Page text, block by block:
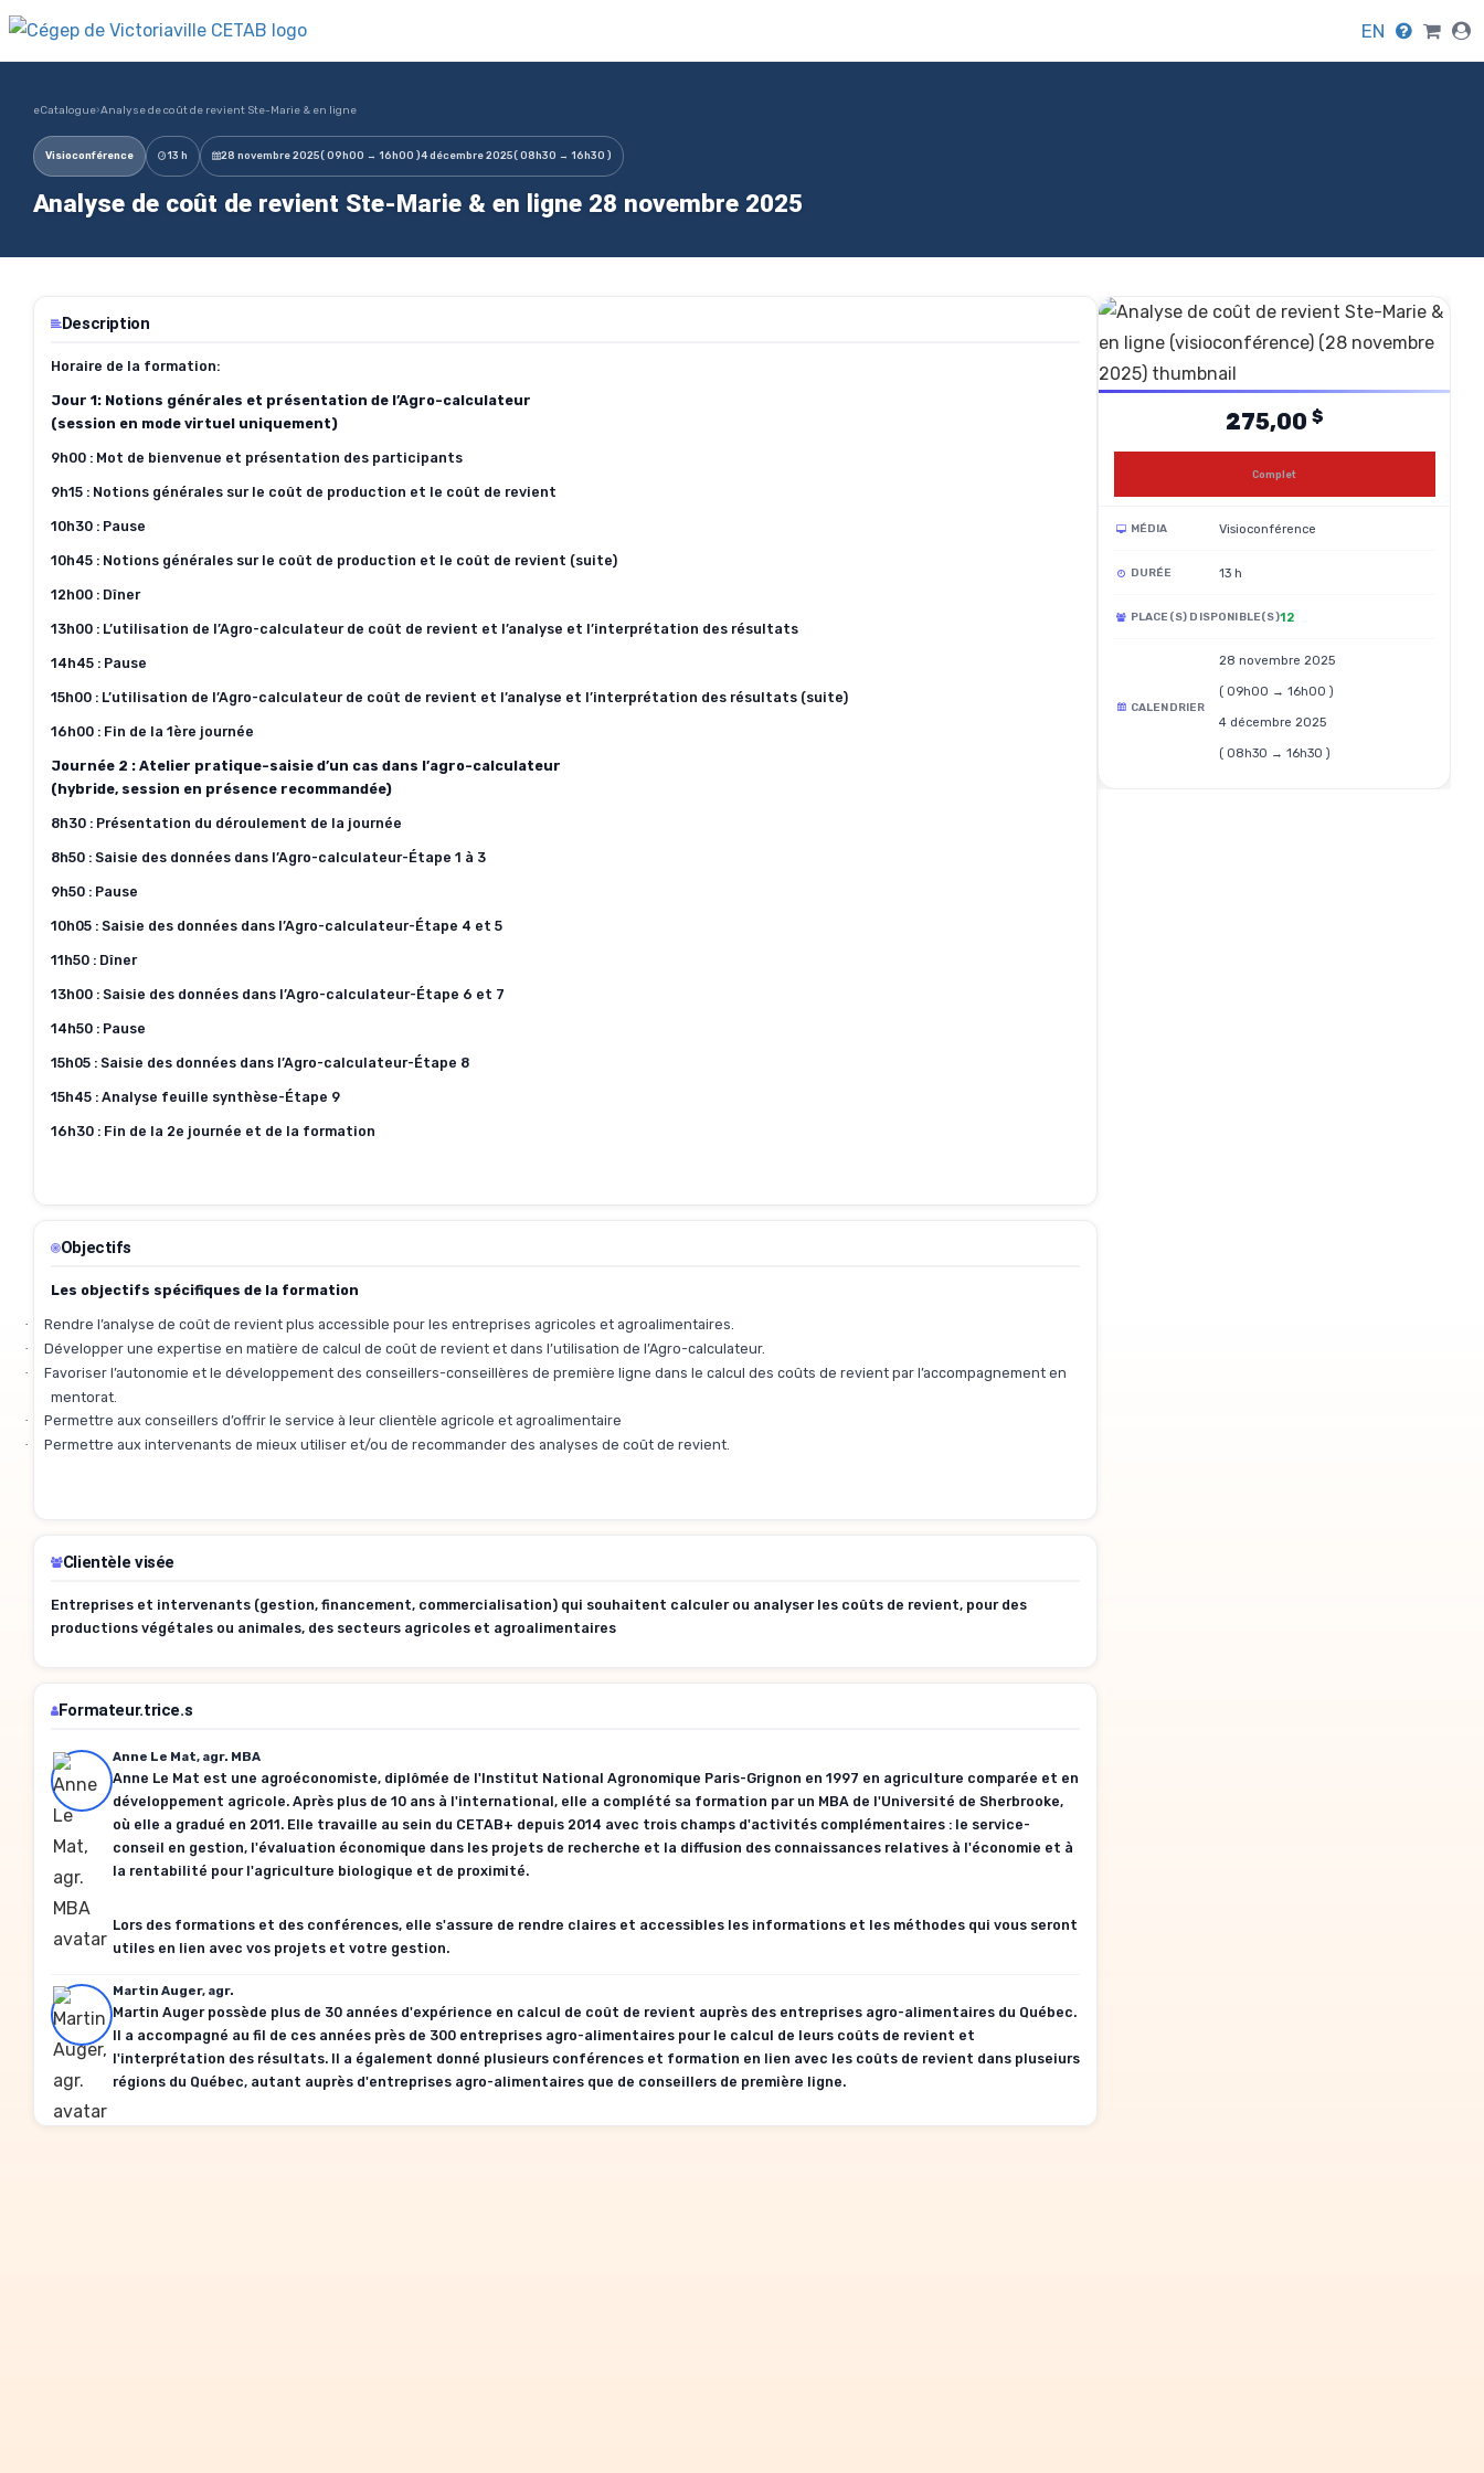
EN
eCatalogue›Analyse de coût de revient Ste-Marie & en ligne
Visioconférence 13 h 28 novembre 2025( 09h00 → 16h00 )4 décembre 2025( 08h30 → 16h30 )
Analyse de coût de revient Ste-Marie & en ligne 28 novembre 2025
Description
Horaire de la formation:
Jour 1: Notions générales et présentation de l’Agro-calculateur
(session en mode virtuel uniquement)
9h00 : Mot de bienvenue et présentation des participants
9h15 : Notions générales sur le coût de production et le coût de revient
10h30 : Pause
10h45 : Notions générales sur le coût de production et le coût de revient (suite)
12h00 : Dîner
13h00 : L’utilisation de l’Agro-calculateur de coût de revient et l’analyse et l’interprétation des résultats
14h45 : Pause
15h00 : L’utilisation de l’Agro-calculateur de coût de revient et l’analyse et l’interprétation des résultats (suite)
16h00 : Fin de la 1ère journée
Journée 2 : Atelier pratique-saisie d’un cas dans l’agro-calculateur
(hybride, session en présence recommandée)
8h30 : Présentation du déroulement de la journée
8h50 : Saisie des données dans l’Agro-calculateur-Étape 1 à 3
9h50 : Pause
10h05 : Saisie des données dans l’Agro-calculateur-Étape 4 et 5
11h50 : Dîner
13h00 : Saisie des données dans l’Agro-calculateur-Étape 6 et 7
14h50 : Pause
15h05 : Saisie des données dans l’Agro-calculateur-Étape 8
15h45 : Analyse feuille synthèse-Étape 9
16h30 : Fin de la 2e journée et de la formation
Objectifs
Les objectifs spécifiques de la formation
· Rendre l’analyse de coût de revient plus accessible pour les entreprises agricoles et agroalimentaires.
· Développer une expertise en matière de calcul de coût de revient et dans l’utilisation de l’Agro-calculateur.
·
Favoriser l’autonomie et le développement des conseillers-conseillères de première ligne dans le calcul des coûts de revient par l’accompagnement en
mentorat.
· Permettre aux conseillers d’offrir le service à leur clientèle agricole et agroalimentaire
· Permettre aux intervenants de mieux utiliser et/ou de recommander des analyses de coût de revient.
Clientèle visée
Entreprises et intervenants (gestion, financement, commercialisation) qui souhaitent calculer ou analyser les coûts de revient, pour des
productions végétales ou animales, des secteurs agricoles et agroalimentaires
Formateur.trice.s
Anne Le Mat, agr. MBA
Anne Le Mat est une agroéconomiste, diplômée de l'Institut National Agronomique Paris-Grignon en 1997 en agriculture comparée et en
développement agricole. Après plus de 10 ans à l'international, elle a complété sa formation par un MBA de l'Université de Sherbrooke,
où elle a gradué en 2011. Elle travaille au sein du CETAB+ depuis 2014 avec trois champs d'activités complémentaires : le service-
conseil en gestion, l'évaluation économique dans les projets de recherche et la diffusion des connaissances relatives à l'économie et à
la rentabilité pour l'agriculture biologique et de proximité.
Lors des formations et des conférences, elle s'assure de rendre claires et accessibles les informations et les méthodes qui vous seront
utiles en lien avec vos projets et votre gestion.
Martin Auger, agr.
Martin Auger possède plus de 30 années d'expérience en calcul de coût de revient auprès des entreprises agro-alimentaires du Québec.
Il a accompagné au fil de ces années près de 300 entreprises agro-alimentaires pour le calcul de leurs coûts de revient et
l'interprétation des résultats. Il a également donné plusieurs conférences et formation en lien avec les coûts de revient dans pluseiurs
régions du Québec, autant auprès d'entreprises agro-alimentaires que de conseillers de première ligne.
275,00 $
Complet
MÉDIA Visioconférence
DURÉE 13 h
PLACE(S) DISPONIBLE(S)12
CALENDRIER
28 novembre 2025
( 09h00 → 16h00 )
4 décembre 2025
( 08h30 → 16h30 )